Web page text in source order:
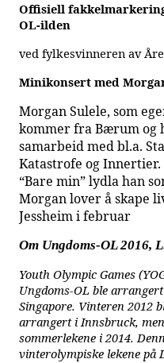
Offisiell
OL-ilden
ved fylkesvinneren av
Minikonsert med
Morgan Sulele, som
kommer fra Bærum og
samarbeid med bl.a.
Katastrofe og
“Bare min” lydla han
Morgan lover å skape
Jessheim i februar
Om Ungdoms-OL 2016,
Youth Olympic Games
Ungdoms-OL ble
Singapore. Vinteren 2012
arrangert i Innsbruck,
sommerlekene i 2014.
vinterolympiske lekene på